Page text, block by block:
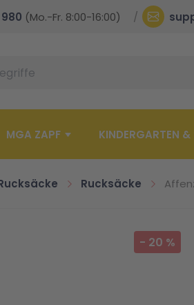
(Mo.-Fr. 8:00-16:00)
MGA ZAPF KINDERGARTEN &
Rucksäcke
- 20 %